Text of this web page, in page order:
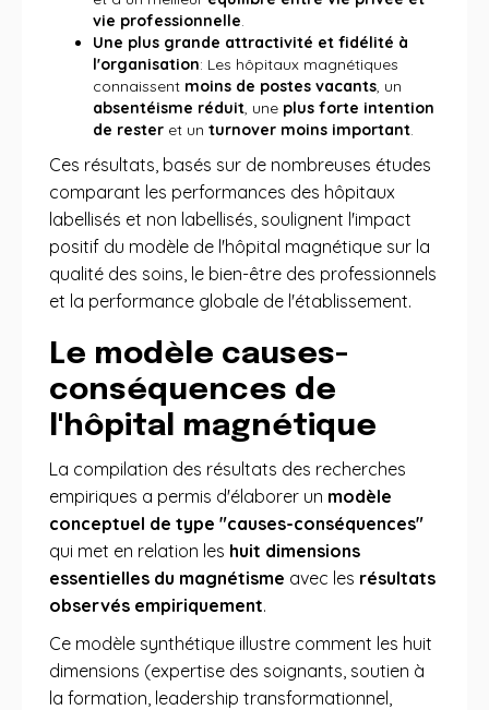
vie professionnelle.
Une plus grande attractivité et fidélité à
l'organisation: Les hôpitaux magnétiques
connaissent moins de postes vacants, un
absentéisme réduit, une plus forte intention
de rester et un turnover moins important.
Ces résultats, basés sur de nombreuses études
comparant les performances des hôpitaux
labellisés et non labellisés, soulignent l'impact
positif du modèle de l'hôpital magnétique sur la
qualité des soins, le bien-être des professionnels
et la performance globale de l'établissement.
Le modèle causes-
conséquences de
l'hôpital magnétique
La compilation des résultats des recherches
empiriques a permis d'élaborer un modèle
conceptuel de type "causes-conséquences"
qui met en relation les huit dimensions
essentielles du magnétisme avec les résultats
observés empiriquement.
Ce modèle synthétique illustre comment les huit
dimensions (expertise des soignants, soutien à
la formation, leadership transformationnel,